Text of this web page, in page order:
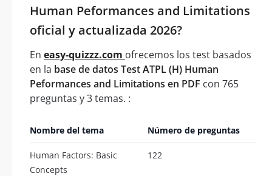
Human Peformances and Limitations
oficial y actualizada 2026?
En easy-quizzz.com ofrecemos los test basados
en la base de datos Test ATPL (H) Human
Peformances and Limitations en PDF con 765
preguntas y 3 temas. :
Nombre del tema Número de preguntas
Human Factors: Basic
Concepts
122